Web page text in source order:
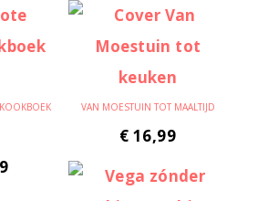
VAN MOESTUIN TOT MAALTIJD
€ 16,99